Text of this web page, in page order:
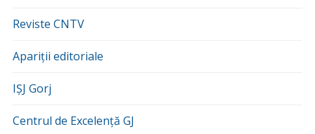
Reviste CNTV
Apariții editoriale
IȘJ Gorj
Centrul de Excelență GJ